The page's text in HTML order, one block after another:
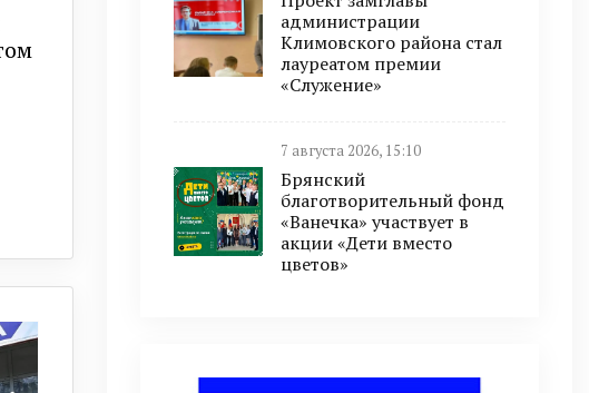
администрации
Климовского района стал
лауреатом премии
«Служение»
7 августа 2026, 15:10
Брянский
благотворительный фонд
«Ванечка» участвует в
акции «Дети вместо
цветов»